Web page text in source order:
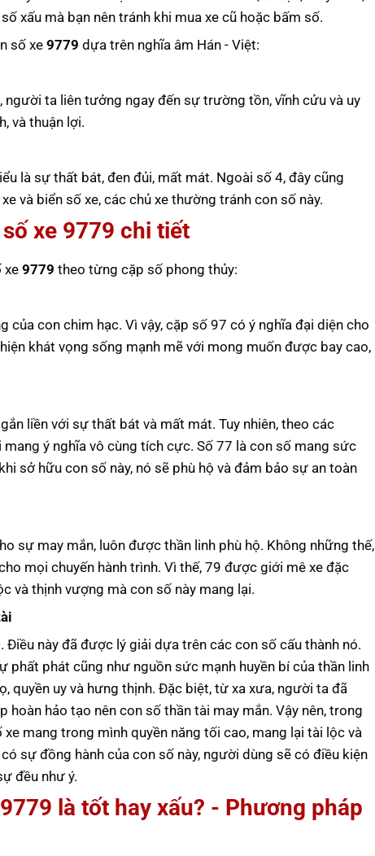
xấu mà bạn nên tránh khi mua xe cũ hoặc bấm số.
số xe 9779 dựa trên nghĩa âm Hán - Việt:
ta liên tưởng ngay đến sự trường tồn, vĩnh cửu và uy
và thuận lợi.
là sự thất bát, đen đủi, mất mát. Ngoài số 4, đây cũng
và biển số xe, các chủ xe thường tránh con số này.
xe 9779 chi tiết
xe9779 theo từng cặp số phong thủy:
con chim hạc. Vì vậy, cặp số 97 có ý nghĩa đại diện cho
khát vọng sống mạnh mẽ với mong muốn được bay cao,
liền với sự thất bát và mất mát. Tuy nhiên, theo các
ý nghĩa vô cùng tích cực. Số 77 là con số mang sức
sở hữu con số này, nó sẽ phù hộ và đảm bảo sự an toàn
sự may mắn, luôn được thần linh phù hộ. Không những thế,
mọi chuyến hành trình. Vì thế, 79 được giới mê xe đặc
và thịnh vượng mà con số này mang lại.
này đã được lý giải dựa trên các con số cấu thành nó.
phất phát cũng như nguồn sức mạnh huyền bí của thần linh
uy và hưng thịnh. Đặc biệt, từ xa xưa, người ta đã
hảo tạo nên con số thần tài may mắn. Vậy nên, trong
mang trong mình quyền năng tối cao, mang lại tài lộc và
sự đồng hành của con số này, người dùng sẽ có điều kiện
đều như ý.
9779 là tốt hay xấu? - Phương pháp